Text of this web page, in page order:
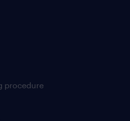
procedure